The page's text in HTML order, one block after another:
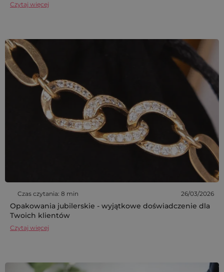
Czytaj więcej
Czas czytania: 8 min 26/03/2026
Opakowania jubilerskie - wyjątkowe doświadczenie dla
Twoich klientów
Czytaj więcej